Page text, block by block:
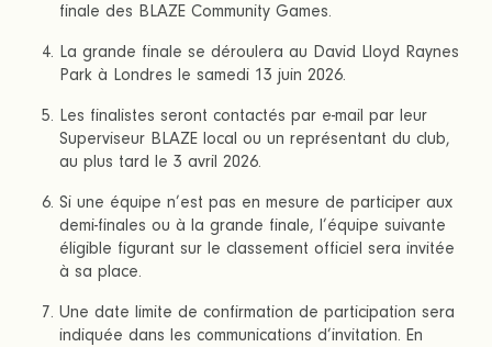
finale des BLAZE Community Games.
La grande finale se déroulera au David Lloyd Raynes
Park à Londres le samedi 13 juin 2026.
Les finalistes seront contactés par e-mail par leur
Superviseur BLAZE local ou un représentant du club,
au plus tard le 3 avril 2026.
Si une équipe n’est pas en mesure de participer aux
demi-finales ou à la grande finale, l’équipe suivante
éligible figurant sur le classement officiel sera invitée
à sa place.
Une date limite de confirmation de participation sera
indiquée dans les communications d’invitation. En